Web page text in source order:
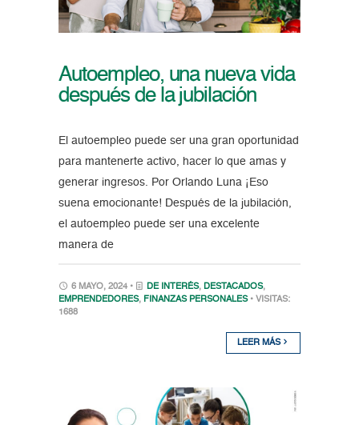
Autoempleo, una nueva vida
después de la jubilación
El autoempleo puede ser una gran oportunidad
para mantenerte activo, hacer lo que amas y
generar ingresos. Por Orlando Luna ¡Eso
suena emocionante! Después de la jubilación,
el autoempleo puede ser una excelente
manera de
6 MAYO, 2024 • DE INTERÉS, DESTACADOS,
EMPRENDEDORES, FINANZAS PERSONALES • VISITAS:
1688
LEER MÁS